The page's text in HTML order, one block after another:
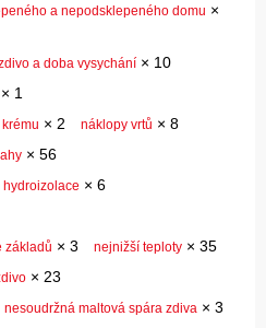
a nepodsklepeného domu ×
a doba vysychání × 10
× 1
× 2 náklopy vrtů × 8
× 56
hydroizolace × 6
základů × 3 nejnižší teploty × 35
× 23
nesoudržná maltová spára zdiva × 3